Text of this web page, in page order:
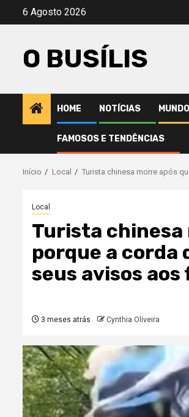
Avançar
conteúdo
6 Agosto 2026
O BUSÍLIS
HOME NOTÍCIAS MUNDO
FAMOSOS E TENDÊNCIAS
Início Local Turista chinesa morre após
Local
Turista chinesa
porque a corda
seus avisos
3 meses atrás Cynthia Oliveira